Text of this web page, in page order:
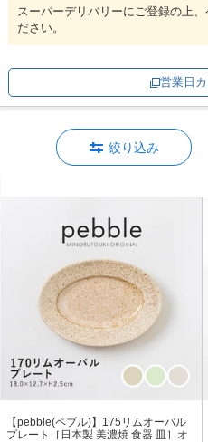
スーパーデリバリーにご登録の上
ださい。
営業日
絞り込み
【pebble(ペブル)】175リムオーバル
プレート［日本製 美濃焼 食器 皿］オ